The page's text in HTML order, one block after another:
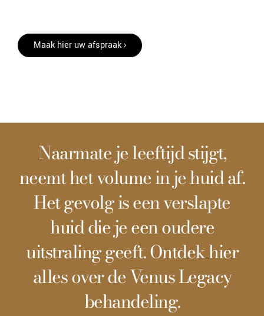
Maak hier uw afspraak ›
Naarmate je leeftijd stijgt,
neemt het volume in je huid af.
Het gevolg is een verslapte
huid die je een oudere
uitstraling geeft. Ontdek hier
alles over de Venus Legacy
behandeling.